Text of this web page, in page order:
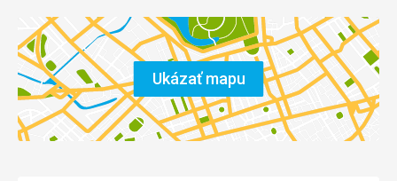
Ukázať mapu